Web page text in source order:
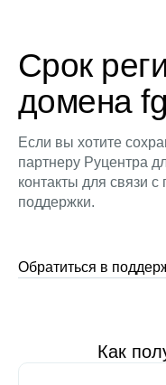
Срок
домена
Если вы хотите
партнеру Руцентра
контакты для связи
поддержки.
Обратиться в
Как